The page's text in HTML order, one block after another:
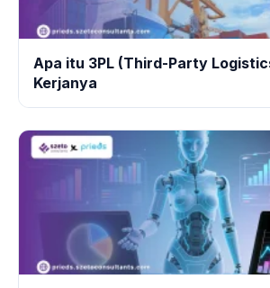
Apa itu 3PL (Third-Party
Kerjanya